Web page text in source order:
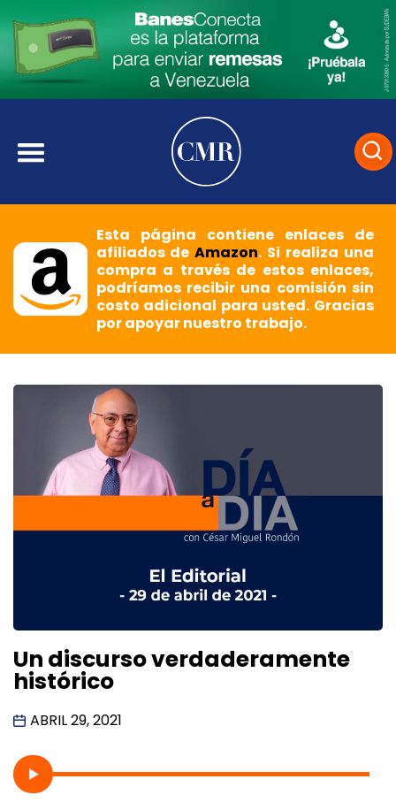
Esta página contiene enlaces de
afiliados deAmazon. Si realiza una
compra a través de estos enlaces,
podríamos recibir una comisión sin
costo adicional para usted. Gracias
por apoyar nuestro trabajo.
Un discurso verdaderamente
histórico
ABRIL 29, 2021